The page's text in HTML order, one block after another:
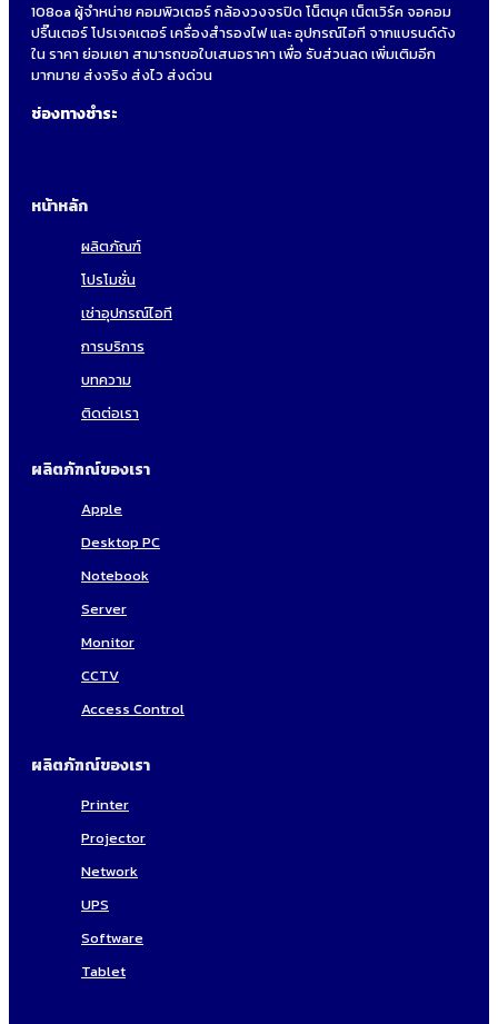
108oa ผู้จำหน่าย คอมพิวเตอร์ กล้องวงจรปิด โน็ตบุค เน็ตเวิร์ค จอคอม
ปริ๊นเตอร์ โปรเจคเตอร์ เครื่องสำรองไฟ และ อุปกรณ์ไอที จากแบรนด์ดัง
ใน ราคา ย่อมเยา สามารถขอใบเสนอราคา เพื่อ รับส่วนลด เพิ่มเติมอีก
มากมาย ส่งจริง ส่งไว ส่งด่วน
ช่องทางชำระ
หน้าหลัก
ผลิตภัณฑ์
โปรโมชั่น
เช่าอุปกรณ์ไอที
การบริการ
บทความ
ติดต่อเรา
ผลิตภัฑณ์ของเรา
Apple
Desktop PC
Notebook
Server
Monitor
CCTV
Access Control
ผลิตภัฑณ์ของเรา
Printer
Projector
Network
UPS
Software
Tablet